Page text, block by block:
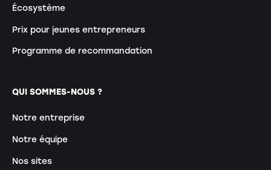
Écosystème
Prix pour jeunes entrepreneurs
Programme de recommandation
QUI SOMMES-NOUS ?
Notre entreprise
Notre équipe
Nos sites